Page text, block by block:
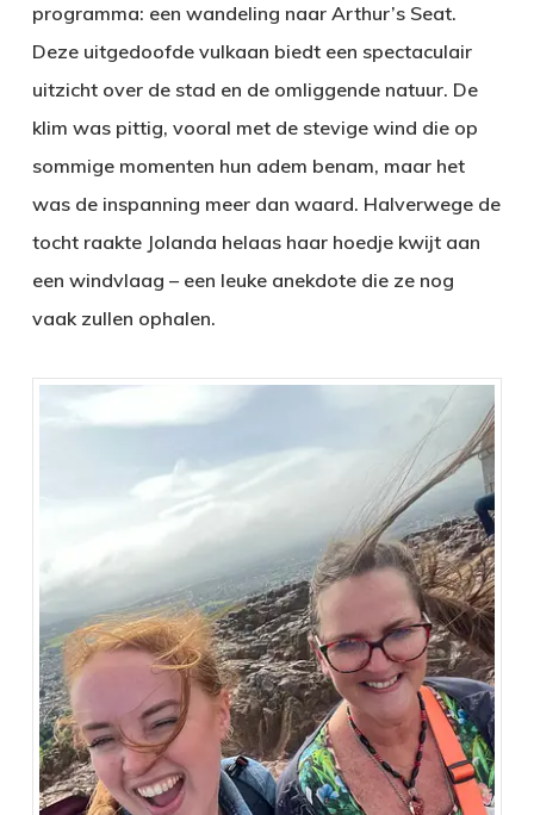
programma: een wandeling naar Arthur’s Seat.
Deze uitgedoofde vulkaan biedt een spectaculair
uitzicht over de stad en de omliggende natuur. De
klim was pittig, vooral met de stevige wind die op
sommige momenten hun adem benam, maar het
was de inspanning meer dan waard. Halverwege de
tocht raakte Jolanda helaas haar hoedje kwijt aan
een windvlaag – een leuke anekdote die ze nog
vaak zullen ophalen.